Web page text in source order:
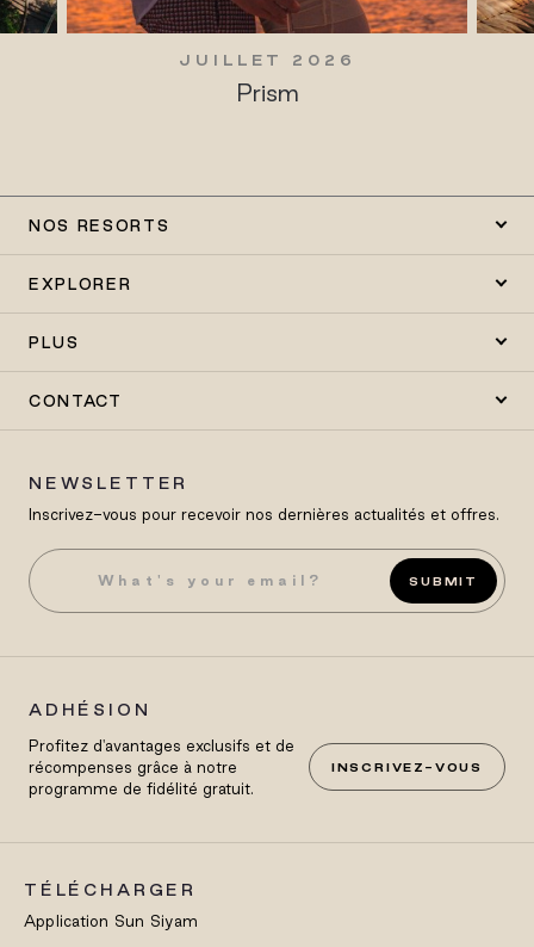
JUILLET 2026
Prism
NOS RESORTS
EXPLORER
PLUS
CONTACT
NEWSLETTER
Inscrivez-vous pour recevoir nos dernières actualités et offres.
SUBMIT
ADHÉSION
Profitez d'avantages exclusifs et de
récompenses grâce à notre
programme de fidélité gratuit.
INSCRIVEZ-VOUS
TÉLÉCHARGER
Application Sun Siyam